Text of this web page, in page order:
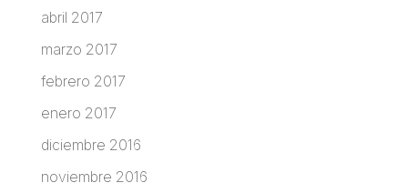
abril 2017
marzo 2017
febrero 2017
enero 2017
diciembre 2016
noviembre 2016